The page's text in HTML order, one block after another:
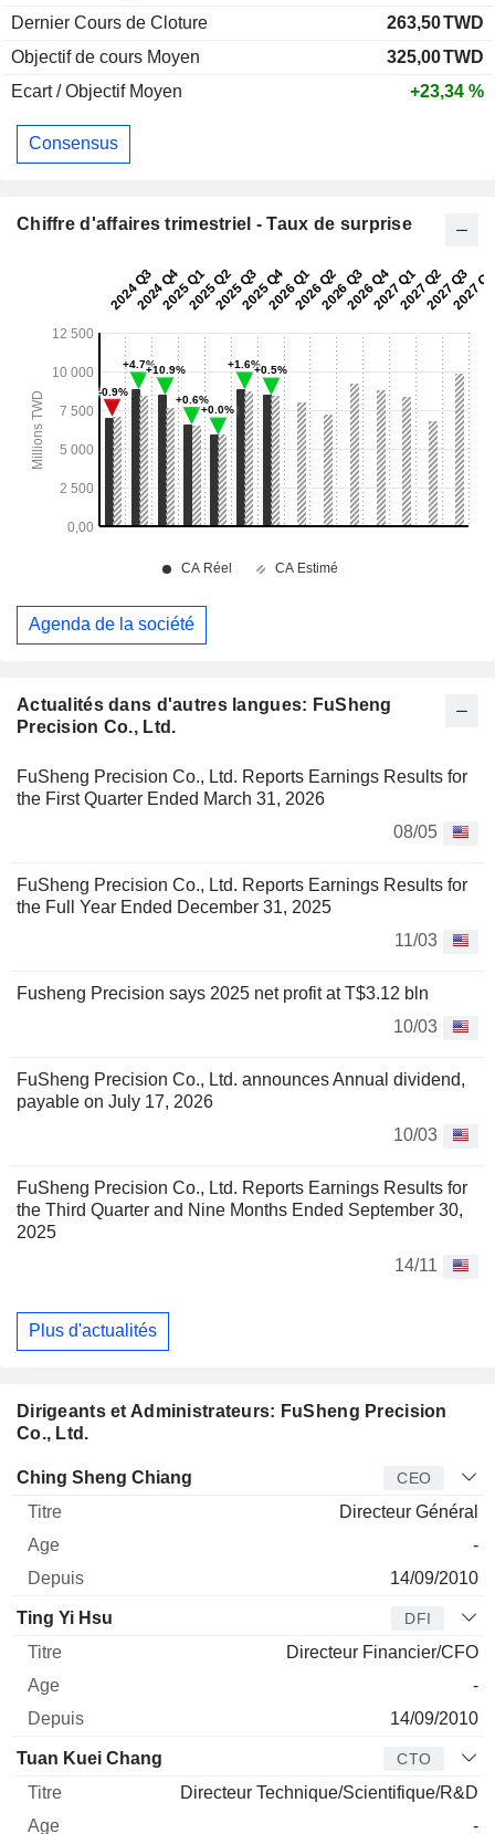
Actualités dans d'autres langues: FuSheng
Precision Co., Ltd.
FuSheng Precision Co., Ltd. Reports Earnings Results for
the First Quarter Ended March 31, 2026
08/05
FuSheng Precision Co., Ltd. Reports Earnings Results for
the Full Year Ended December 31, 2025
11/03
Fusheng Precision says 2025 net profit at T$3.12 bln
10/03
FuSheng Precision Co., Ltd. announces Annual dividend,
payable on July 17, 2026
10/03
FuSheng Precision Co., Ltd. Reports Earnings Results for
the Third Quarter and Nine Months Ended September 30,
2025
14/11
Plus d'actualités
Dirigeants et Administrateurs: FuSheng Precision
Co., Ltd.
Dirigeant Titre Age Depuis
Ching Sheng Chiang CEO
Directeur Général
-
14/09/2010
Ting Yi Hsu DFI
Directeur Financier/CFO
-
14/09/2010
Tuan Kuei Chang CTO
Directeur Technique/Scientifique/R&D
-
Dernier Cours de Cloture
263,50TWD
Objectif de cours Moyen
325,00TWD
Ecart / Objectif Moyen
+23,34 %
Consensus
Chiffre d'affaires trimestriel - Taux de surprise
Agenda de la société